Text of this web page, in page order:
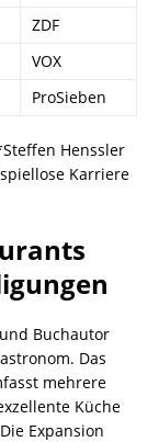
ZDF
VOX
ProSieben
Henssler
Karriere
Buchautor
Das
mehrere
Küche
Expansion